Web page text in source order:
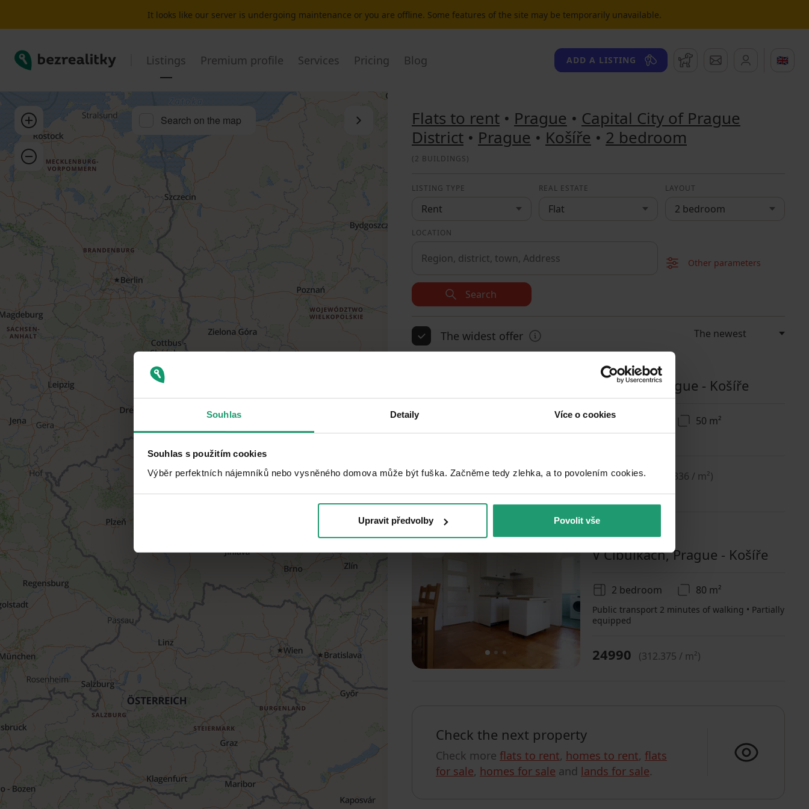
Souhlas Detaily Více o cookies
Souhlas s použitím cookies
Výběr perfektních nájemníků nebo vysněného domova může být fuška. Začněme tedy zlehka, a to povolením cookies.​
Upravit předvolby Povolit vše
It looks like our server is undergoing maintenance or you are offline. Some features of the site may be temporarily unavailable.
Bezrealitky Listings Premium profile Services Pricing Blog ADD A LISTING WatchdogMessages 🇬🇧
Zoom in
Zoom out
Search on the map Close the listFlats to rent • Prague • Capital City of Prague
District • Prague • Košíře • 2 bedroom
(2 BUILDINGS)
LISTING TYPE
Rent
REAL ESTATE
Flat
LAYOUT
2 bedroom
LOCATION
Other parameters
Search
The widest offer
1
DON’T MISS OUT
FLAT TO RENT
Plzeňská, Prague - Košíře
2 bedroom 50 m²
16800 + 750 336 / m²)
1 2 3
FLAT TO RENT
V Cibulkách, Prague - Košíře
2 bedroom 80 m²
Public transport 2 minutes of walking • Partially
equipped
24990 (312.375 / m²)
Check the next property
Check more flats to rent, homes to rent, flats
for sale, homes for sale and lands for sale.